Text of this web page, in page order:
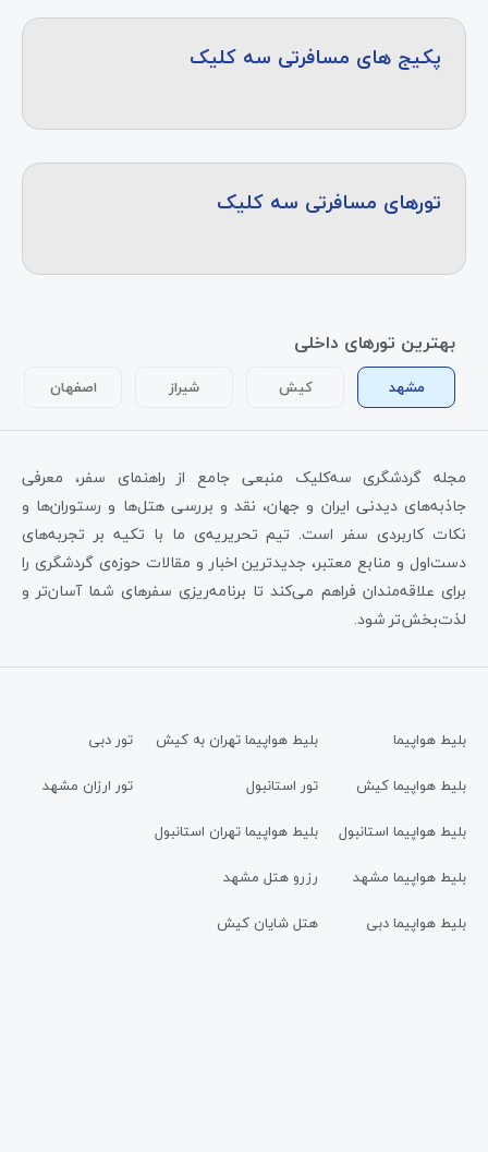
پکیج های مسافرتی سه کلیک
تورهای مسافرتی سه کلیک
بهترین تورهای داخلی
مشهد کیش شیراز اصفهان
مجله گردشگری سه‌کلیک منبعی جامع از راهنمای سفر، معرفی
جاذبه‌های دیدنی ایران و جهان، نقد و بررسی هتل‌ها و رستوران‌ها و
نکات کاربردی سفر است. تیم تحریریه‌ی ما با تکیه بر تجربه‌های
دست‌اول و منابع معتبر، جدیدترین اخبار و مقالات حوزه‌ی گردشگری را
برای علاقه‌مندان فراهم می‌کند تا برنامه‌ریزی سفرهای شما آسان‌تر و
لذت‌بخش‌تر شود.
بلیط هواپیما
بلیط هواپیما کیش
بلیط هواپیما استانبول
بلیط هواپیما مشهد
بلیط هواپیما دبی
بلیط هواپیما تهران به کیش
تور استانبول
بلیط هواپیما تهران استانبول
رزرو هتل مشهد
هتل شایان کیش
تور دبی
تور ارزان مشهد